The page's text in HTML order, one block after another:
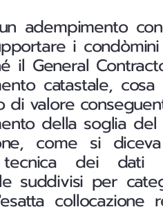
adempimento
i
il General
catastale,
di valore
della soglia del
come si
dei dati
suddivisi per
collocazione